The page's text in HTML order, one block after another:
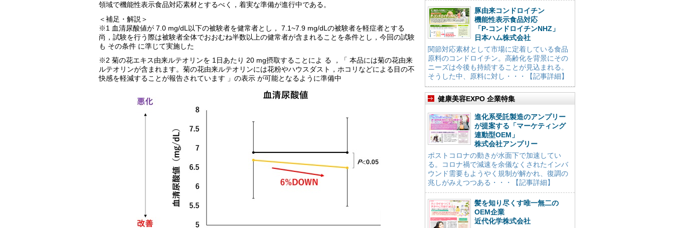
領域で機能性表示食品対応素材とするべく，着実な準備が進行中である。
＜補足・解説＞
※1 血清尿酸値が 7.0 mg/dL以下の被験者を健常者とし， 7.1~7.9 mg/dLの被験者を軽症者とする
尚，試験を行う際は被験者全体でおおむね半数以上の健常者が含まれることを条件とし，今回の試験
も その条件 に準じて実施した
※2 菊の花エキス由来ルテオリンを 1日あたり 20 mg摂取することによ る ，「 本品には菊の花由来
ルテオリンが含まれます。菊の花由来ルテオリンには花粉やハウスダスト，ホコリなどによる目の不
快感を軽減することが報告されています 」の表示 が可能となるように準備中
豚由来コンドロイチン
機能性表示食品対応
「P-コンドロイチンNHZ」
日本ハム株式会社
関節対応素材として市場に定着している食品
原料のコンドロイチン。高齢化を背景にその
ニーズは今後も持続することが見込まれる。
そうした中、原料に対し・・・【記事詳細】
健康美容EXPO 企業特集
進化系受託製造のアンプリー
が提案する「マーケティング
連動型OEM」
株式会社アンプリー
ポストコロナの動きが水面下で加速してい
る。コロナ禍で減速を余儀なくされたインバ
ウンド需要もようやく規制が解かれ、復調の
兆しがみえつつある・・・【記事詳細】
髪を知り尽くす唯一無二の
OEM企業
近代化学株式会社